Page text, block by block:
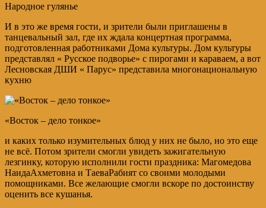
Народное гулянье
И в это же время гости, и зрители были приглашены в
танцевальный зал, где их ждала концертная программа,
подготовленная работниками Дома культуры. Дом культуры
представлял « Русское подворье» с пирогами и караваем, а вот
Лесновская ДШИ « Парус» представила многонациональную
кухню
«Восток – дело тонкое»
и каких только изумительных блюд у них не было, но это еще
не всё. Потом зрители смогли увидеть зажигательную
лезгинку, которую исполнили гости праздника: Магомедова
НаидаАхметовна и ТаеваРабият со своими молодыми
помощниками. Все желающие смогли вскоре по достоинству
оценить все кушанья.